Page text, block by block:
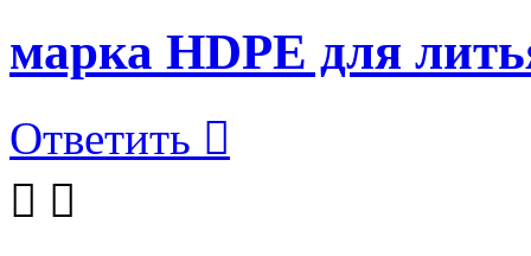
марка HDPE для
Ответить